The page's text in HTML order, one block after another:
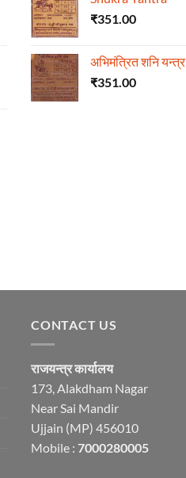
₹351.00
अभिमंत्रित शनि यन्त्र
₹351.00
CONTACT US
राजयन्त्र कार्यालय
173, Alakdham Nagar
Near Sai Mandir
Ujjain (MP) 456010
Mobile : 7000280005